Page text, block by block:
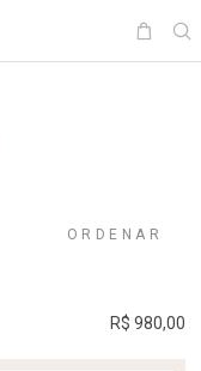
ORDENAR
R$ 980,00